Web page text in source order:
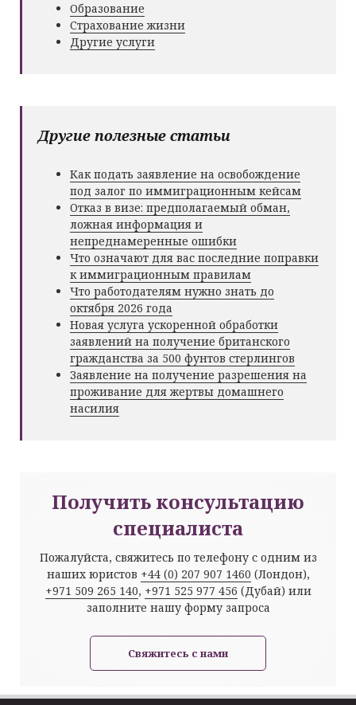
Образование
Страхование жизни
Другие услуги
Другие полезные статьи
Как подать заявление на освобождение
под залог по иммиграционным кейсам
Отказ в визе: предполагаемый обман,
ложная информация и
непреднамеренные ошибки
Что означают для вас последние поправки
к иммиграционным правилам
Что работодателям нужно знать до
октября 2026 года
Новая услуга ускоренной обработки
заявлений на получение британского
гражданства за 500 фунтов стерлингов
Заявление на получение разрешения на
проживание для жертвы домашнего
насилия
Получить консультацию
специалиста
Пожалуйста, свяжитесь по телефону с одним из
наших юристов +44 (0) 207 907 1460 (Лондон),
+971 509 265 140, +971 525 977 456 (Дубай) или
заполните нашу форму запроса
Свяжитесь с нами